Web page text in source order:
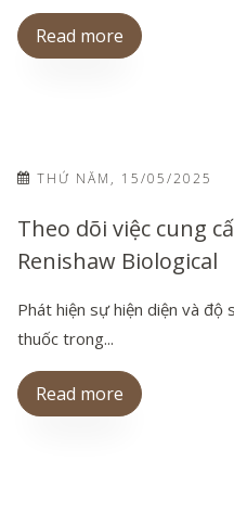
Read more
THỨ NĂM, 15/05/2025
Theo dõi việc cung
Renishaw Biological
Phát hiện sự hiện diện và độ
thuốc trong...
Read more